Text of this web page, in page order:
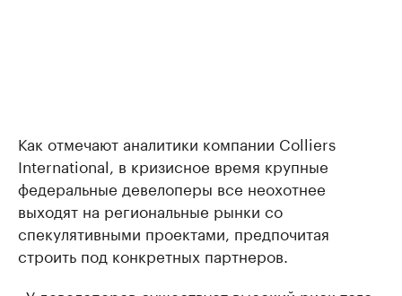
Как отмечают аналитики компании Colliers
International, в кризисное время крупные
федеральные девелоперы все неохотнее
выходят на региональные рынки со
спекулятивными проектами, предпочитая
строить под конкретных партнеров.